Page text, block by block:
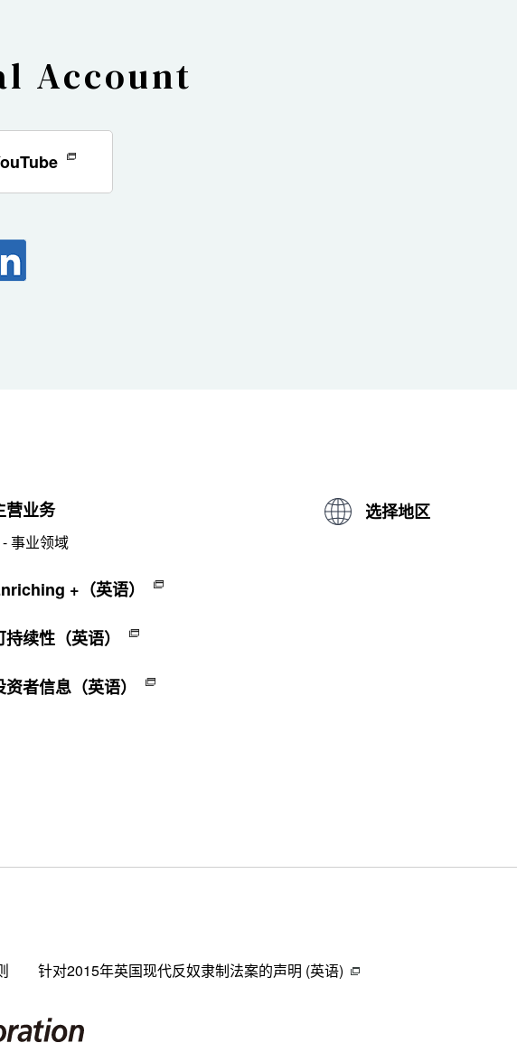
Account
营业务
事业领域
+（英语）
持续性（英语）
资者信息（英语）
选择地区
针对2015年英国现代反奴隶制法案的声明 (英语)